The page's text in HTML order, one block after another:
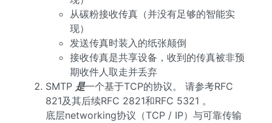
从碳粉接收传真（并没有足够的智能实
现）
发送传真时装入的纸张颠倒
接收传真是共享设备，收到的传真被非预
期收件人取走并丢弃
SMTP 是一个基于TCP的协议。 请参考RFC
821及其后续RFC 2821和RFC 5321 。
底层networking协议（TCP / IP）与可靠传输